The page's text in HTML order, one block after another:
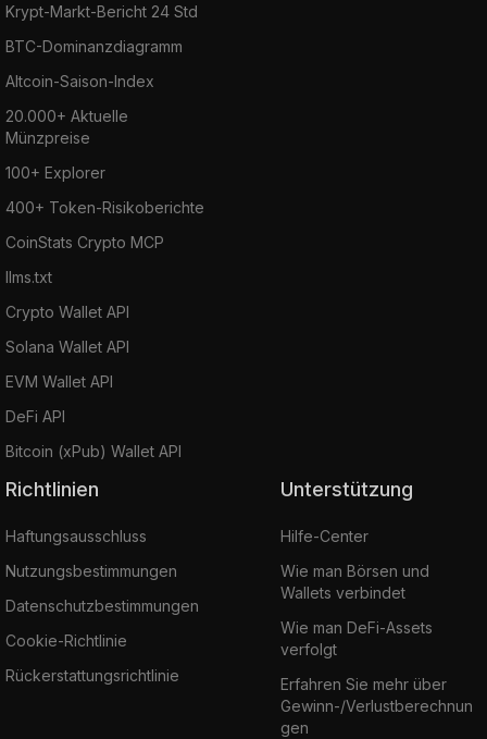
Krypt-Markt-Bericht 24 Std
BTC-Dominanzdiagramm
Altcoin-Saison-Index
20.000+ Aktuelle
Münzpreise
100+ Explorer
400+ Token-Risikoberichte
CoinStats Crypto MCP
llms.txt
Crypto Wallet API
Solana Wallet API
EVM Wallet API
DeFi API
Bitcoin (xPub) Wallet API
Richtlinien
Haftungsausschluss
Nutzungsbestimmungen
Datenschutzbestimmungen
Cookie-Richtlinie
Rückerstattungsrichtlinie
Unterstützung
Hilfe-Center
Wie man Börsen und
Wallets verbindet
Wie man DeFi-Assets
verfolgt
Erfahren Sie mehr über
Gewinn-/Verlustberechnun
gen